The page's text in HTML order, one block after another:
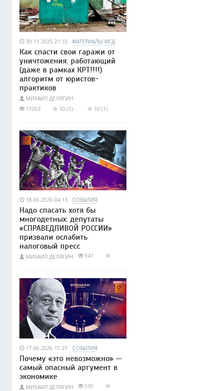
30.11.2025 21:33 МАТЕРИАЛЫ МГД
Как спасти свои гаражи от
уничтожения: работающий
(даже в рамках КРТ!!!!)
алгоритм от юристов-
практиков
МИХАИЛ ДЕЛЯГИН
17003
10 (1) 10 (1)
18.06.2026 04:13 СОБЫТИЯ
Надо спасать хотя бы
многодетных: депутаты
«СПРАВЕДЛИВОЙ РОССИИ»
призвали ослабить
налоговый пресс
МИХАИЛ ДЕЛЯГИН 541
17.06.2026 17:27 СОБЫТИЯ
Почему «это невозможно» —
самый опасный аргумент в
экономике
МИХАИЛ ДЕЛЯГИН 535